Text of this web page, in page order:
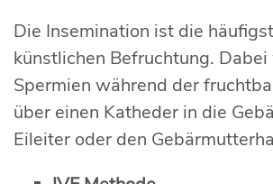
Die Insemination ist die
künstlichen Befruchtung.
Spermien während der
über einen Katheder in die
Eileiter oder den